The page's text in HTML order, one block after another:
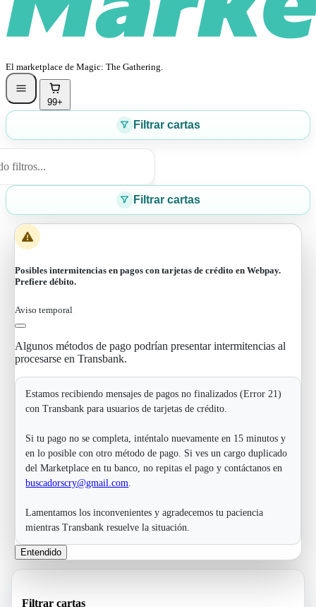
El marketplace de Magic: The Gathering.
99+
Filtrar cartas
filtros...
Filtrar cartas
Posibles intermitencias en pagos con tarjetas de crédito en Webpay.
Prefiere débito.
Aviso temporal
Algunos métodos de pago podrían presentar intermitencias al
procesarse en Transbank.
Estamos recibiendo mensajes de pagos no finalizados (Error 21)
con Transbank para usuarios de tarjetas de crédito.
Si tu pago no se completa, inténtalo nuevamente en 15 minutos y
en lo posible con otro método de pago. Si ves un cargo duplicado
del Marketplace en tu banco, no repitas el pago y contáctanos en
buscadorscry@gmail.com
Lamentamos los inconvenientes y agradecemos tu paciencia
mientras Transbank resuelve la situación.
Entendido
Filtrar cartas